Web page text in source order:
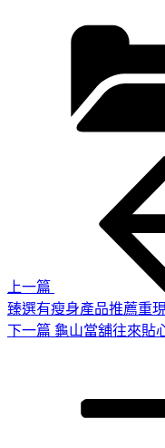
上一篇
臻選有瘦身產品推薦重
下
下一篇 龜山當舖往來貼